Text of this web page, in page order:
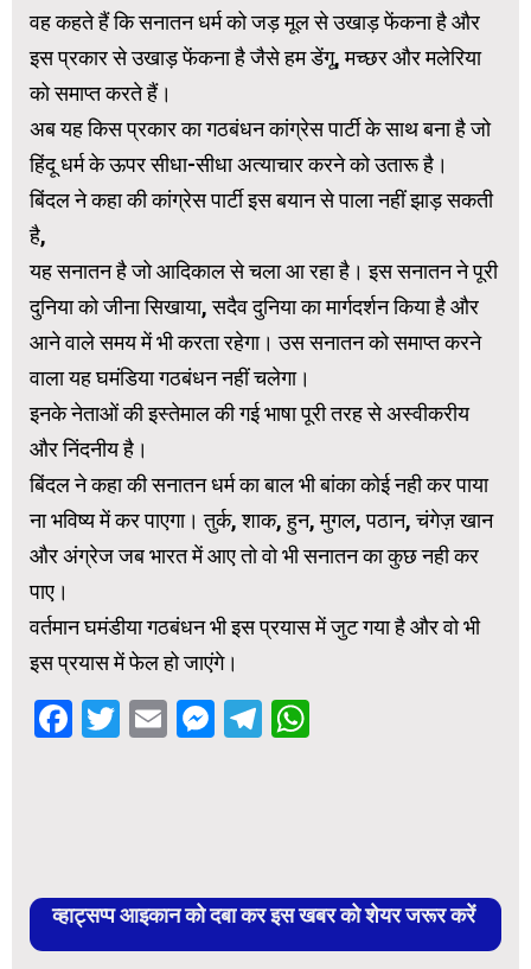
वह कहते हैं कि सनातन धर्म को जड़ मूल से उखाड़ फेंकना है और
इस प्रकार से उखाड़ फेंकना है जैसे हम डेंगू, मच्छर और मलेरिया
को समाप्त करते हैं।
अब यह किस प्रकार का गठबंधन कांग्रेस पार्टी के साथ बना है जो
हिंदू धर्म के ऊपर सीधा-सीधा अत्याचार करने को उतारू है।
बिंदल ने कहा की कांग्रेस पार्टी इस बयान से पाला नहीं झाड़ सकती
है,
यह सनातन है जो आदिकाल से चला आ रहा है। इस सनातन ने पूरी
दुनिया को जीना सिखाया, सदैव दुनिया का मार्गदर्शन किया है और
आने वाले समय में भी करता रहेगा। उस सनातन को समाप्त करने
वाला यह घमंडिया गठबंधन नहीं चलेगा।
इनके नेताओं की इस्तेमाल की गई भाषा पूरी तरह से अस्वीकरीय
और निंदनीय है।
बिंदल ने कहा की सनातन धर्म का बाल भी बांका कोई नही कर पाया
ना भविष्य में कर पाएगा। तुर्क, शाक, हुन, मुगल, पठान, चंगेज़ खान
और अंग्रेज जब भारत में आए तो वो भी सनातन का कुछ नही कर
पाए।
वर्तमान घमंडीया गठबंधन भी इस प्रयास में जुट गया है और वो भी
इस प्रयास में फेल हो जाएंगे।
Facebook
Twitter
EmailMessenger
Telegram
व्हाट्सप्प आइकान को दबा कर इस खबर को शेयर जरूर करें